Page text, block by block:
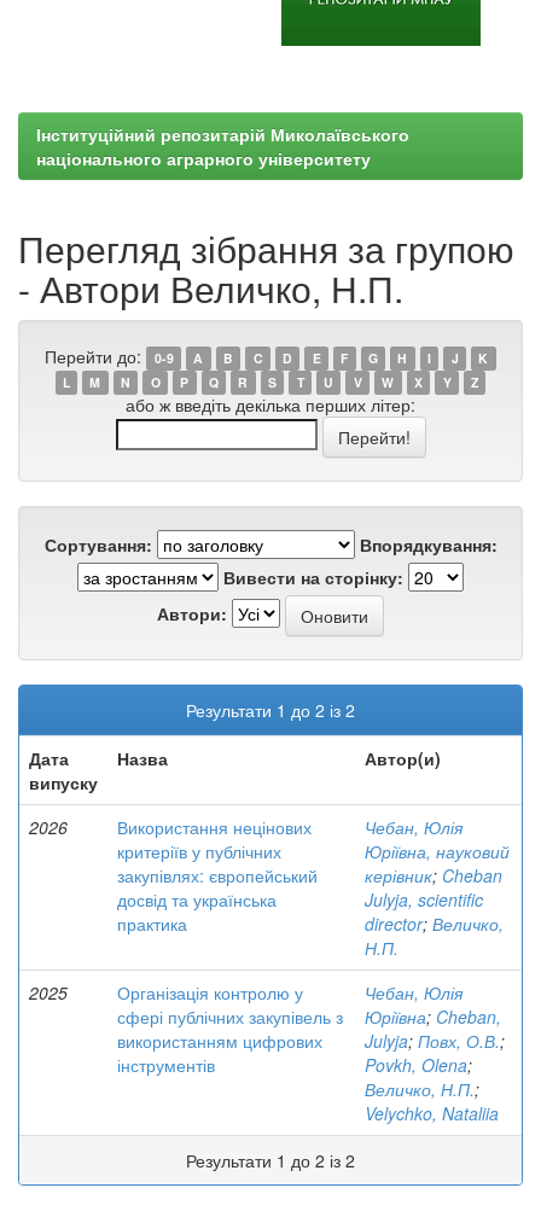
Інституційний репозитарій Миколаївського
національного аграрного університету
Перегляд зібрання за групою
- Автори Величко, Н.П.
Перейти до: 0-9 A B C D E F G H I J
K
L
M N O P Q R S T U V W X Y Z
або ж введіть декілька перших літер:
Сортування:
Впорядкування:
Вивести на сторінку:
Автори:
Результати 1 до 2 із 2
Дата
випуску
Назва Автор(и)
2026
Використання нецінових
критеріїв у публічних
закупівлях: європейський
досвід та українська
практика
Чебан, Юлія
Юріївна, науковий
керівник; Cheban
Julyja, scientific
director; Величко,
Н.П.
2025
Організація контролю у
сфері публічних закупівель з
використанням цифрових
інструментів
Чебан, Юлія
Юріївна; Cheban,
Julyja; Повх, О.В.;
Povkh, Olena;
Величко, Н.П.;
Velychko, Nataliia
Результати 1 до 2 із 2